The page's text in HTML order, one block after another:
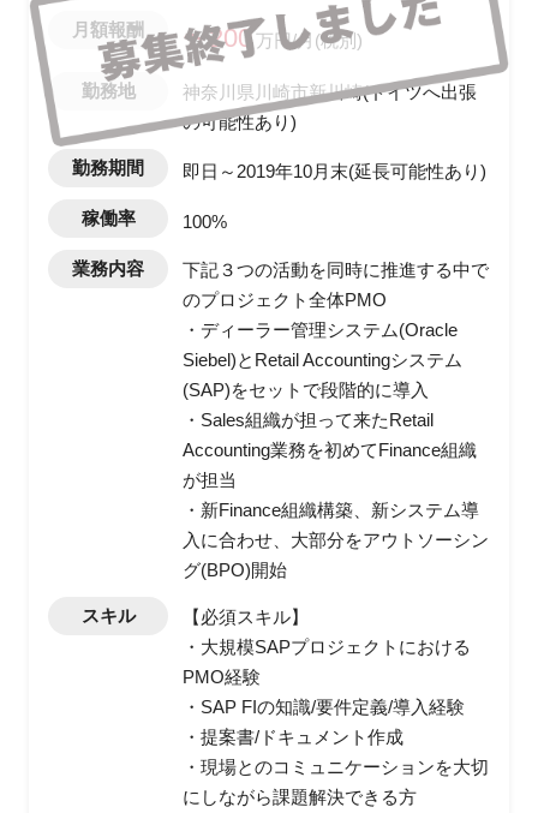
月額報酬 〜200万円/月(税別)
勤務地
神奈川県川崎市新川崎(ドイツへ出張
の可能性あり)
勤務期間 即日～2019年10月末(延長可能性あり)
稼働率 100%
業務内容
下記３つの活動を同時に推進する中で
のプロジェクト全体PMO
・ディーラー管理システム(Oracle
Siebel)とRetail Accountingシステム
(SAP)をセットで段階的に導入
・Sales組織が担って来たRetail
Accounting業務を初めてFinance組織
が担当
・新Finance組織構築、新システム導
入に合わせ、大部分をアウトソーシン
グ(BPO)開始
スキル
【必須スキル】
・大規模SAPプロジェクトにおける
PMO経験
・SAP FIの知識/要件定義/導入経験
・提案書/ドキュメント作成
・現場とのコミュニケーションを大切
にしながら課題解決できる方